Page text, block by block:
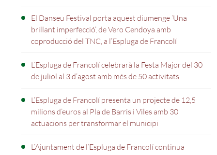
El Danseu Festival porta aquest diumenge ‘Una
brillant imperfecció’, de Vero Cendoya amb
coproducció del TNC, a l’Espluga de Francolí
L’Espluga de Francolí celebrarà la Festa Major del 30
de juliol al 3 d’agost amb més de 50 activitats
L’Espluga de Francolí presenta un projecte de 12,5
milions d’euros al Pla de Barris i Viles amb 30
actuacions per transformar el municipi
L’Ajuntament de l’Espluga de Francolí continua